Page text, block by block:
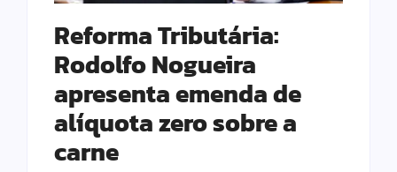
Reforma Tributária:
Rodolfo Nogueira
apresenta emenda de
alíquota zero sobre a
carne